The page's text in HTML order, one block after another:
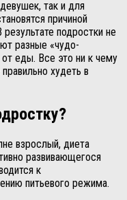
так и для
причиной
подростки не
разные «чудо-
еды. Все это ни к чему
худеть в
взрослый, диета
развивающегося
к
питьевого режима.